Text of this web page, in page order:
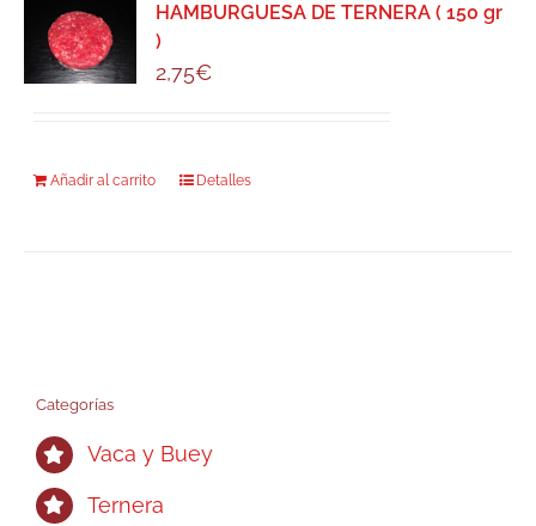
HAMBURGUESA DE TERNERA ( 150 gr
)
2,75€
Añadir al carrito Detalles
Categorías
Vaca y Buey
Ternera